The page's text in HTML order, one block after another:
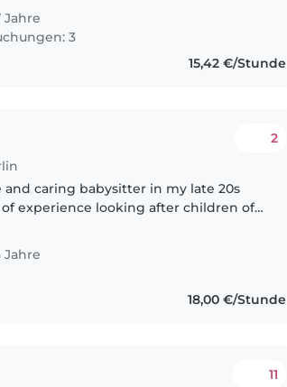
Jahre
3
15,42 €/Stunde
2
and caring babysitter in my late 20s
experience looking after children of
Jahre
18,00 €/Stunde
11